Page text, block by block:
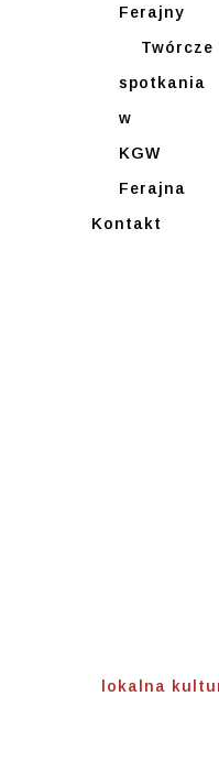
Ferajny
Twórcze
spotkania
w
KGW
Ferajna
Kontakt
lokalna